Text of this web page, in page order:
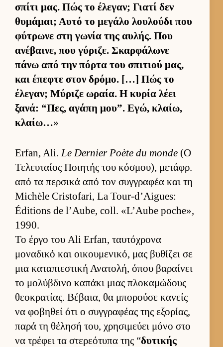
σπίτι μας. Πώς το έλεγαν; Γιατί δεν
θυμάμαι; Αυτό το μεγάλο λου­λούδι που
φύτρωνε στη γωνία της αυ­λής. Που
ανέβαι­νε, που γύριζε. Σκαρ­φάλωνε
πάνω από την πόρτα του σπιτιού μας,
και έπεφτε στον δρόμο. […] Πώς το
έλεγαν; Μύριζε ωραία. Η κυρία λέει
ξανά: “Πες, αγάπη μου”. Εγώ, κλαίω,
κλαίω…»
Erfan, Ali.Le Dernier Poète du monde (Ο
Τελευ­ταίος Ποι­ητής του κόσμου), μετάφρ.
από τα περ­σικά από τον συγ­γραφέα και τη
Michèle Cristofari, La Tour-d’Aigues:
Éditions de l’Aube, coll. «L’Aube poche»,
1990.
Το έργο του Ali Erfan, ταυ­τόχρονα
μοναδικό και οι­κου­μενικό, μας βυθίζει σε
μια καταπιε­στική Ανατολή, όπου βαραί­νει
το μολύβδινο καπάκι μιας πλοκαμώδους
θεοκρατίας. Βέβαια, θα μπορούσε κανείς
να φοβηθεί ότι ο συγ­γραφέας της εξορίας,
παρά τη θέλησή του, χρησιμεύει μόνο στο
να τρέφει τα στερεότυπα της “δυτικής